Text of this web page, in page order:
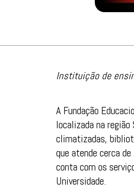
Instituição de
A Fundação
localizada na
climatizadas,
que atende cerca
conta com os
Universidade.